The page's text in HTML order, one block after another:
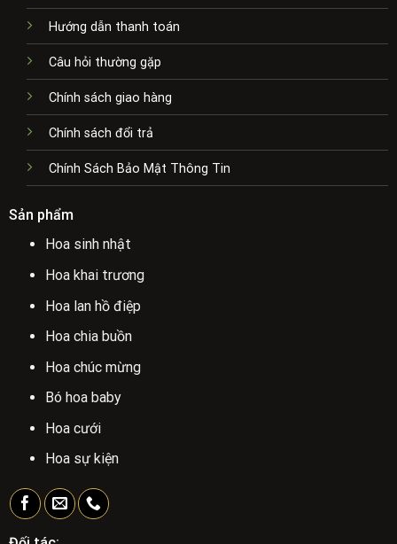
Hướng dẫn thanh toán
Câu hỏi thường gặp
Chính sách giao hàng
Chính sách đổi trả
Chính Sách Bảo Mật Thông Tin
Sản phẩm
Hoa sinh nhật
Hoa khai trương
Hoa lan hồ điệp
Hoa chia buồn
Hoa chúc mừng
Bó hoa baby
Hoa cưới
Hoa sự kiện